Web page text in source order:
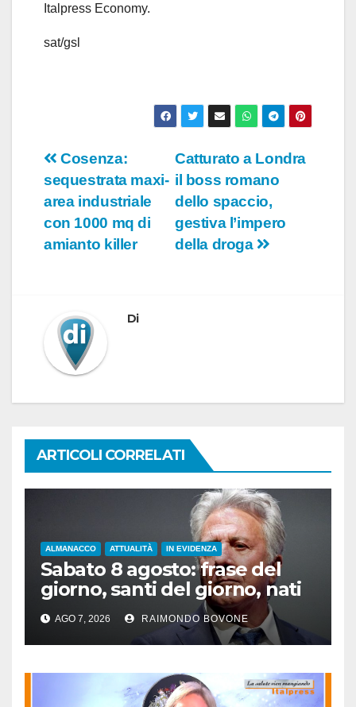
Italpress Economy.
sat/gsl
Navigazione
articoli
Catturato a Londra
il boss romano
dello spaccio,
gestiva l’impero
della droga
Cosenza:
sequestrata maxi-
area industriale
con 1000 mq di
amianto killer
Di
ARTICOLI CORRELATI
ALMANACCO ATTUALITÀ IN EVIDENZA
Sabato 8 agosto: frase del
giorno, santi del giorno, nati
famosi, accadde oggi
AGO 7, 2026 RAIMONDO BOVONE